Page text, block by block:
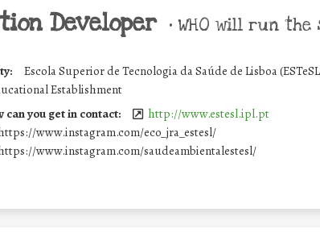
Developer • WHO will run the
Escola Superior de Tecnologia da Saúde de Lisboa
Establishment
can you get in contact:
http://www.estesl.ipl.pt
www.instagram.com/eco_jra_estesl/
www.instagram.com/saudeambientalestesl/